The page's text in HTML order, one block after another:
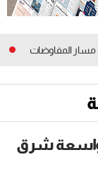
المفاوضات
شرق